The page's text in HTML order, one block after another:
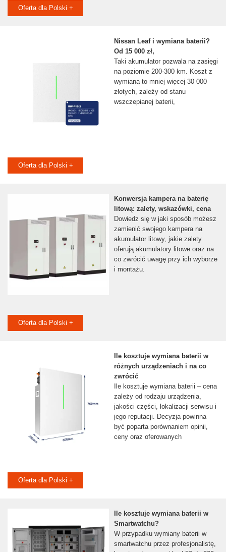
Oferta dla Polski +
Nissan Leaf i wymiana baterii?
Od 15 000 zł,
Taki akumulator pozwala na zasięgi
na poziomie 200-300 km. Koszt z
wymianą to mniej więcej 30 000
złotych, zależy od stanu
wszczepianej baterii,
Oferta dla Polski +
Konwersja kampera na baterię
litową: zalety, wskazówki, cena
Dowiedz się w jaki sposób możesz
zamienić swojego kampera na
akumulator litowy, jakie zalety
oferują akumulatory litowe oraz na
co zwrócić uwagę przy ich wyborze
i montażu.
Oferta dla Polski +
Ile kosztuje wymiana baterii w
różnych urządzeniach i na co
zwrócić
Ile kosztuje wymiana baterii – cena
zależy od rodzaju urządzenia,
jakości części, lokalizacji serwisu i
jego reputacji. Decyzja powinna
być poparta porównaniem opinii,
ceny oraz oferowanych
Oferta dla Polski +
Ile kosztuje wymiana baterii w
Smartwatchu?
W przypadku wymiany baterii w
smartwatchu przez profesjonalistę,